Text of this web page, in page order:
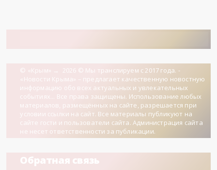
© «Крым» → 2026 © Мы транслируем с 2017 года. -
«Новости Крыма» – предлагает качественную новостную
информацию обо всех актуальных и увлекательных
событиях... Все права защищены. Использование любых
материалов, размещённых на сайте, разрешается при
условии ссылки на сайт. Все материалы публикуют на
сайте гости и пользователи сайта. Администрация сайта
не несет ответственности за публикации.
Обратная связь